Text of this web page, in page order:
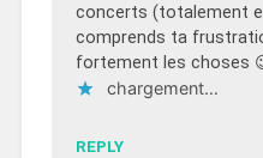
concerts (totalement
comprends ta
fortement les choses
chargement…
REPLY